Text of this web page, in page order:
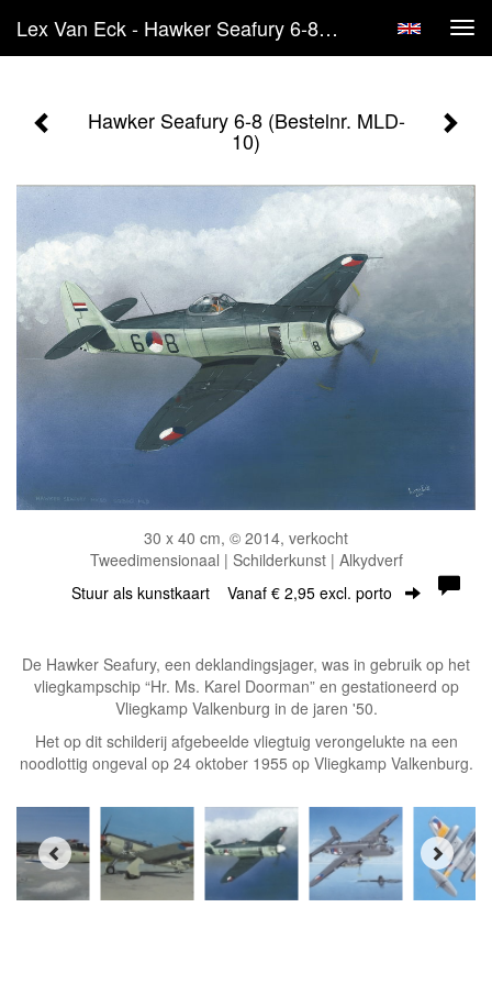
Lex Van Eck - Hawker Seafury 6-8 (Bestelnr. MLD-10)
Hawker Seafury 6-8 (Bestelnr. MLD-
10)
30 x 40 cm, © 2014, verkocht
Tweedimensionaal | Schilderkunst | Alkydverf
Stuur als kunstkaart Vanaf € 2,95 excl. porto
De Hawker Seafury, een deklandingsjager, was in gebruik op het
vliegkampschip “Hr. Ms. Karel Doorman” en gestationeerd op
Vliegkamp Valkenburg in de jaren '50.
Het op dit schilderij afgebeelde vliegtuig verongelukte na een
noodlottig ongeval op 24 oktober 1955 op Vliegkamp Valkenburg.